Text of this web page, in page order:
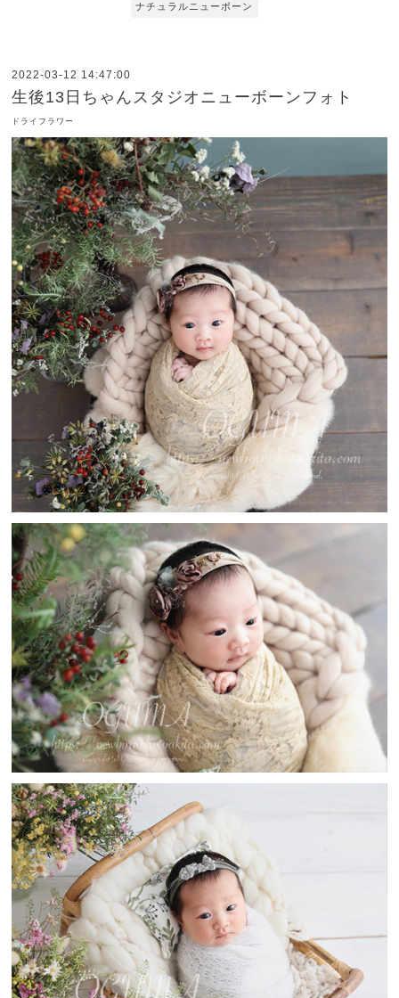
ナチュラルニューボーン
2022-03-12 14:47:00
生後13日ちゃんスタジオニューボーンフォト
ドライフラワー